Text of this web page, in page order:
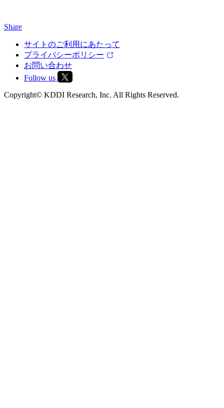
Share
サイトのご利用にあたって
プライバシーポリシー
お問い合わせ
Follow us
Copyright© KDDI Research, Inc. All Rights Reserved.